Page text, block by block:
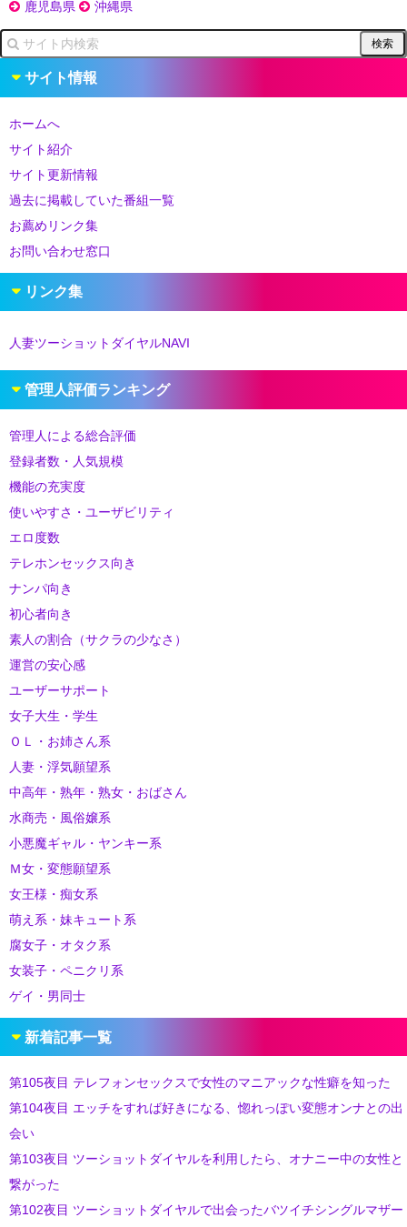
鹿児島県 沖縄県
サイト情報
ホームへ
サイト紹介
サイト更新情報
過去に掲載していた番組一覧
お薦めリンク集
お問い合わせ窓口
リンク集
人妻ツーショットダイヤルNAVI
管理人評価ランキング
管理人による総合評価
登録者数・人気規模
機能の充実度
使いやすさ・ユーザビリティ
エロ度数
テレホンセックス向き
ナンパ向き
初心者向き
素人の割合（サクラの少なさ）
運営の安心感
ユーザーサポート
女子大生・学生
ＯＬ・お姉さん系
人妻・浮気願望系
中高年・熟年・熟女・おばさん
水商売・風俗嬢系
小悪魔ギャル・ヤンキー系
Ｍ女・変態願望系
女王様・痴女系
萌え系・妹キュート系
腐女子・オタク系
女装子・ペニクリ系
ゲイ・男同士
新着記事一覧
第105夜目 テレフォンセックスで女性のマニアックな性癖を知った
第104夜目 エッチをすれば好きになる、惚れっぽい変態オンナとの出
会い
第103夜目 ツーショットダイヤルを利用したら、オナニー中の女性と
繋がった
第102夜目 ツーショットダイヤルで出会ったバツイチシングルマザー